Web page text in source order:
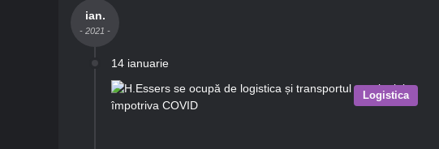
ian.
- 2021 -
14 ianuarie
Logistica